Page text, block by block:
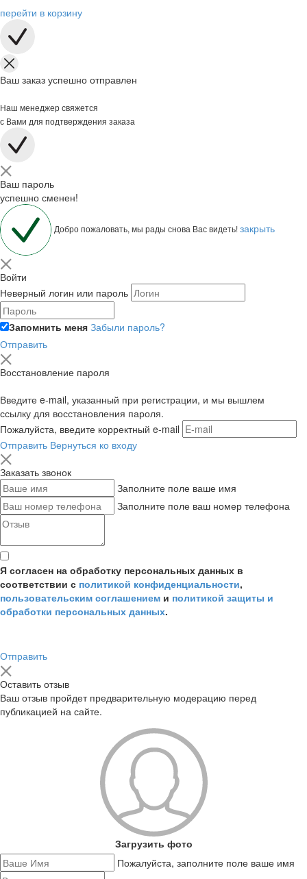
перейти в корзину
Ваш заказ успешно отправлен
Наш менеджер свяжется
с Вами для подтверждения заказа
Ваш пароль
успешно сменен!
Добро пожаловать, мы рады снова Вас видеть!закрыть
Войти
Неверный логин или пароль
Запомнить меня Забыли пароль?
Отправить
Восстановление пароля
Введите e-mail, указанный при регистрации, и мы вышлем
ссылку для восстановления пароля.
Пожалуйста, введите корректный e-mail
Отправить Вернуться ко входу
Заказать звонок
Заполните поле ваше имя
Заполните поле ваш номер телефона
Я согласен на обработку персональных данных в
соответствии с политикой конфиденциальности,
пользовательским соглашением и политикой защиты и
обработки персональных данных.
Отправить
Оставить отзыв
Ваш отзыв пройдет предварительную модерацию перед
публикацией на сайте.
Загрузить фото
Пожалуйста, заполните поле ваше имя